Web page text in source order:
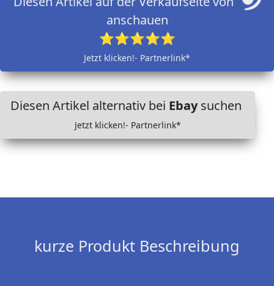
anschauen
⭐⭐⭐⭐⭐
Jetzt klicken!- Partnerlink*
Diesen Artikel alternativ bei Ebaysuchen
Jetzt klicken!- Partnerlink*
kurze Produkt Beschreibung